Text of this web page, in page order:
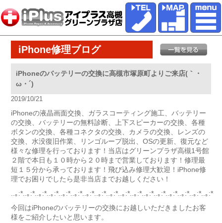
iPhone修理ブログ
iPhoneのバッテリーの交換に高槻市塚原町よりご来店(｀・
ω・´)ゞ
2019/10/21
iPhoneの液晶画面交換、ガラスコーティング施工、バッテリー
の交換、バッテリーの無料診断、上下スピーカーの交換、各種
ボタンの交換、各種コネクタの交換、カメラの交換、レンズの
交換、水没復旧作業、リンゴループ脱出、OSの更新、復元など
様々な修理を行っております！当店はグリーンプラザ高槻1号館
２階で本日も１０時から２０時まで営業しております！修理最
短１５分から承っております！飛び込み修理大歓迎！iPhone修
理でお困りでしたら是非当店までお越しください！
..｡:*..｡:*..｡:*..｡:*..｡:*..｡:*..｡:*..｡:*..｡:*..｡:*..｡:*..｡:*..｡:*..｡:*..｡:*..｡:*..｡:*
今回はiPhoneのバッテリーの交換にお越しいただきましたお客
様をご紹介したいと思います。